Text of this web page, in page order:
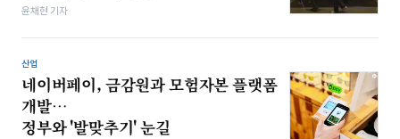
윤채현 기자
산업
네이버페이, 금감원과 모험자본 플랫폼
개발…
정부와 '발맞추기' 눈길